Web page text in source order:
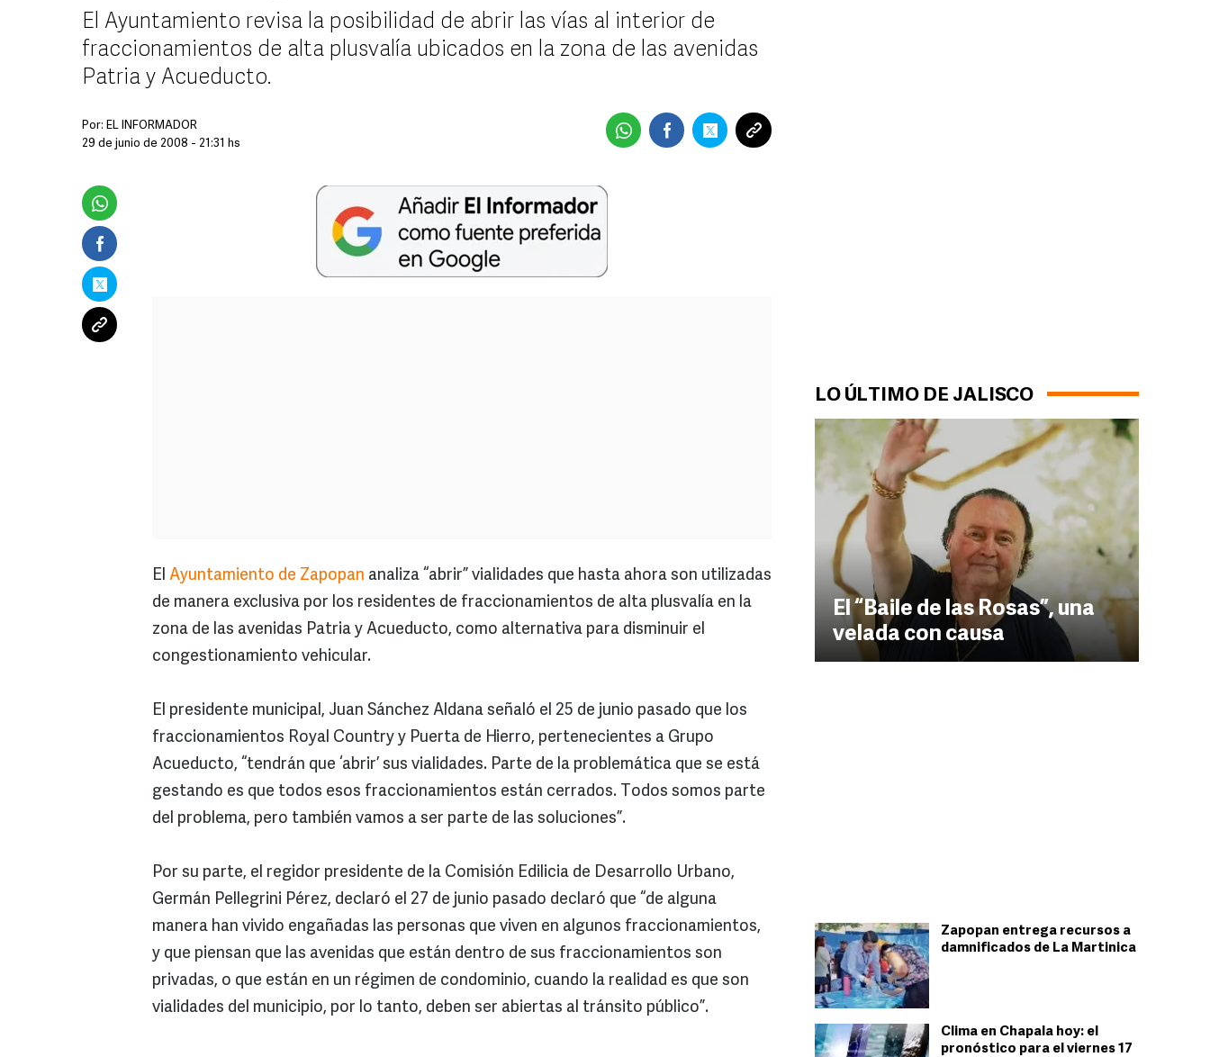
LO ÚLTIMO DE JALISCO
El “Baile de las Rosas”, una
velada con causa
Zapopan entrega recursos a
damnificados de La Martinica
Clima en Chapala hoy: el
pronóstico para el viernes 17
El Ayuntamiento revisa la posibilidad de abrir las vías al interior de
fraccionamientos de alta plusvalía ubicados en la zona de las avenidas
Patria y Acueducto.
Por: EL INFORMADOR
29 de junio de 2008 - 21:31 hs
El Ayuntamiento de Zapopan analiza “abrir” vialidades que hasta ahora son utilizadas
de manera exclusiva por los residentes de fraccionamientos de alta plusvalía en la
zona de las avenidas Patria y Acueducto, como alternativa para disminuir el
congestionamiento vehicular.
El presidente municipal, Juan Sánchez Aldana señaló el 25 de junio pasado que los
fraccionamientos Royal Country y Puerta de Hierro, pertenecientes a Grupo
Acueducto, “tendrán que ‘abrir’ sus vialidades. Parte de la problemática que se está
gestando es que todos esos fraccionamientos están cerrados. Todos somos parte
del problema, pero también vamos a ser parte de las soluciones”.
Por su parte, el regidor presidente de la Comisión Edilicia de Desarrollo Urbano,
Germán Pellegrini Pérez, declaró el 27 de junio pasado declaró que “de alguna
manera han vivido engañadas las personas que viven en algunos fraccionamientos,
y que piensan que las avenidas que están dentro de sus fraccionamientos son
privadas, o que están en un régimen de condominio, cuando la realidad es que son
vialidades del municipio, por lo tanto, deben ser abiertas al tránsito público”.